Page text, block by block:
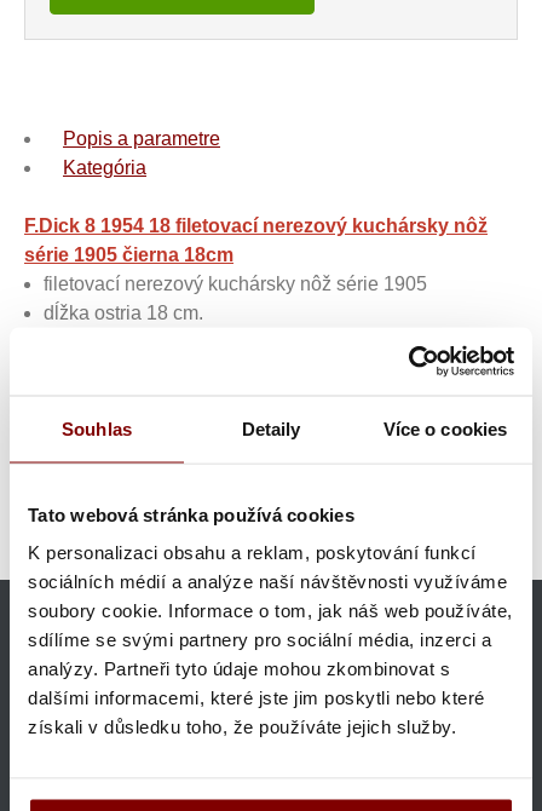
Souhlas Detaily Více o cookies
Tato webová stránka používá cookies
K personalizaci obsahu a reklam, poskytování funkcí
sociálních médií a analýze naší návštěvnosti využíváme
soubory cookie. Informace o tom, jak náš web používáte,
sdílíme se svými partnery pro sociální média, inzerci a
analýzy. Partneři tyto údaje mohou zkombinovat s
dalšími informacemi, které jste jim poskytli nebo které
získali v důsledku toho, že používáte jejich služby.
Popis a parametre
Kategória
F.Dick 8 1954 18 filetovací nerezový kuchársky nôž
série 1905 čierna 18cm
filetovací nerezový kuchársky nôž série 1905
dĺžka ostria 18 cm.
pre kuchárov
Kuchárske nože do kuchyne
Oblečenie pre mäsiarov Profesionálne mäsiarske nože
Výrobcovia Profesionálne kuchárske nože F.Dick
GARANCIA VRÁTENIA
Tovar môžete do 30 dní vrátiť
DOPRAVA ZDARMA